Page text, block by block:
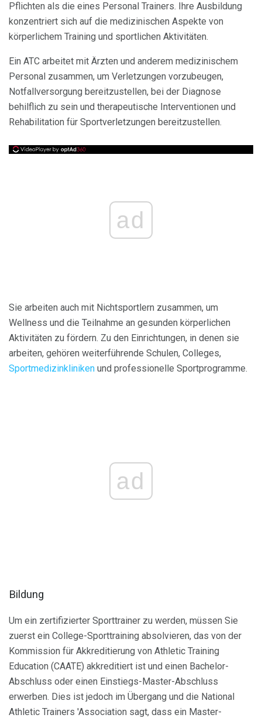
Pflichten als die eines Personal Trainers. Ihre Ausbildung
konzentriert sich auf die medizinischen Aspekte von
körperlichem Training und sportlichen Aktivitäten.
Ein ATC arbeitet mit Ärzten und anderem medizinischem
Personal zusammen, um Verletzungen vorzubeugen,
Notfallversorgung bereitzustellen, bei der Diagnose
behilflich zu sein und therapeutische Interventionen und
Rehabilitation für Sportverletzungen bereitzustellen.
ad
Sie arbeiten auch mit Nichtsportlern zusammen, um
Wellness und die Teilnahme an gesunden körperlichen
Aktivitäten zu fördern. Zu den Einrichtungen, in denen sie
arbeiten, gehören weiterführende Schulen, Colleges,
Sportmedizinkliniken und professionelle Sportprogramme.
ad
Bildung
Um ein zertifizierter Sporttrainer zu werden, müssen Sie
zuerst ein College-Sporttraining absolvieren, das von der
Kommission für Akkreditierung von Athletic Training
Education (CAATE) akkreditiert ist und einen Bachelor-
Abschluss oder einen Einstiegs-Master-Abschluss
erwerben. Dies ist jedoch im Übergang und die National
Athletic Trainers 'Association sagt, dass ein Master-